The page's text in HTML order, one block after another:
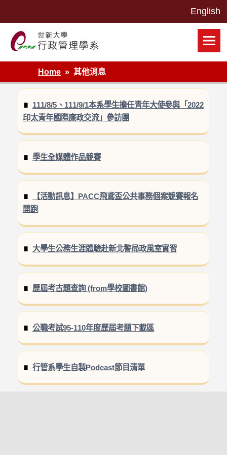
世新大學行政管理學系網站
Home
其他消息
111/8/5、111/9/1本系學生擔任青年大使參與「2022
印太青年國際廉政交流」參訪團
學生全媒體作品競賽
【活動訊息】PACC飛鳶盃公共事務個案競賽報名
開跑
大學生公務生涯體驗赴新北警局政風室實習
歷屆考古題查詢 (from學校圖書館)
公職考試95-110年度歷屆考題下載區
行管系學生自製Podcast節目清單